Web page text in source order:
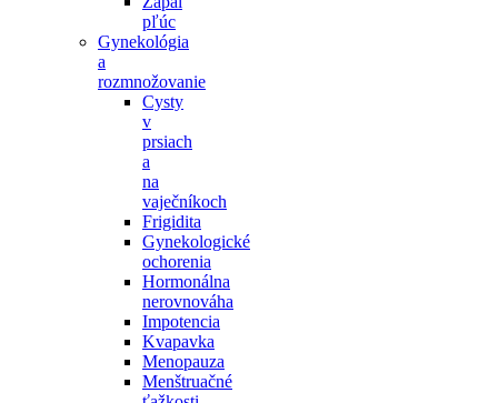
pľúc
Gynekológia
a
rozmnožovanie
Cysty
v
prsiach
a
na
vaječníkoch
Frigidita
Gynekologické
ochorenia
Hormonálna
nerovnováha
Impotencia
Kvapavka
Menopauza
Menštruačné